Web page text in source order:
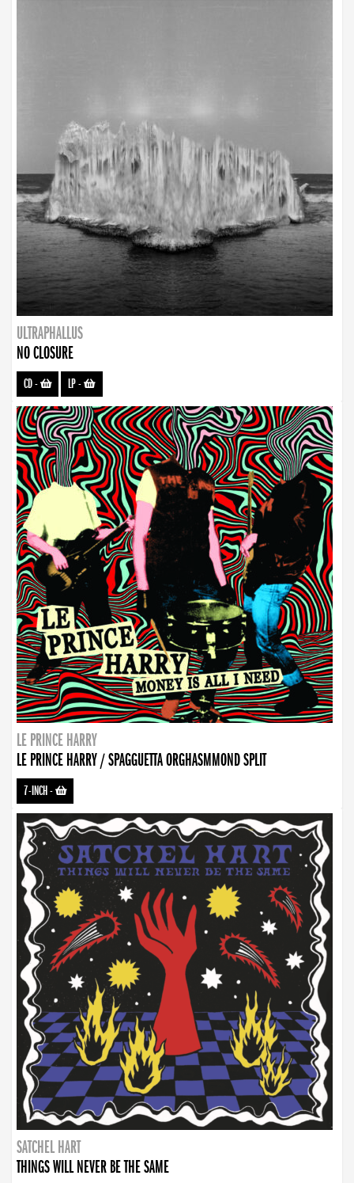
ULTRAPHALLUS
NO CLOSURE
CD- LP-
LE PRINCE HARRY
LE PRINCE HARRY / SPAGGUETTA ORGHASMMOND SPLIT
7-INCH-
SATCHEL HART
THINGS WILL NEVER BE THE SAME